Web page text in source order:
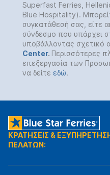
Superfast Ferries,
Blue Hospitality).
συγκατάθεσή σας, είτε
σύνδεσμο που υπάρχει
υποβάλλοντας σχετικό
Center. Περισσότερες
επεξεργασία των
να δείτε εδώ.
ΚΡΑΤΗΣΕΙΣ &
ΠΕΛΑΤΩΝ: